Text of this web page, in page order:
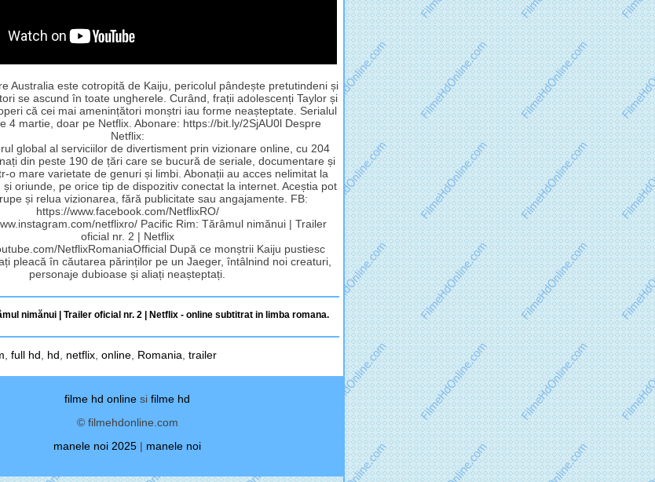
Australia este cotropită de Kaiju, pericolul pândește pretutindeni și
se ascund în toate ungherele. Curând, frații adolescenți Taylor și
că cei mai amenințători monștri iau forme neașteptate. Serialul
4 martie, doar pe Netflix. Abonare: https://bit.ly/2SjAU0l Despre
Netflix:
global al serviciilor de divertisment prin vizionare online, cu 204
din peste 190 de țări care se bucură de seriale, documentare și
o mare varietate de genuri și limbi. Abonații au acces nelimitat la
oriunde, pe orice tip de dispozitiv conectat la internet. Aceștia pot
și relua vizionarea, fără publicitate sau angajamente. FB:
https://www.facebook.com/NetflixRO/
netflixro/ Pacific Rim: Tărâmul nimănui | Trailer
oficial nr. 2 | Netflix
NetflixRomaniaOfficial După ce monștrii Kaiju pustiesc
pleacă în căutarea părinților pe un Jaeger, întâlnind noi creaturi,
personaje dubioase și aliați neașteptați.
nimănui | Trailer oficial nr. 2 | Netflix - online subtitrat in limba romana.
full hd hd netflix online Romania trailer
filme hd online si filme hd
© filmehdonline.com
manele noi 2025 | manele noi